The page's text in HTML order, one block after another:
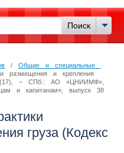
/ Общие и специальные
размещения и крепления
– СПб.: АО «ЦНИИМФ»,
и капитанам», выпуск 38
груза (Кодекс